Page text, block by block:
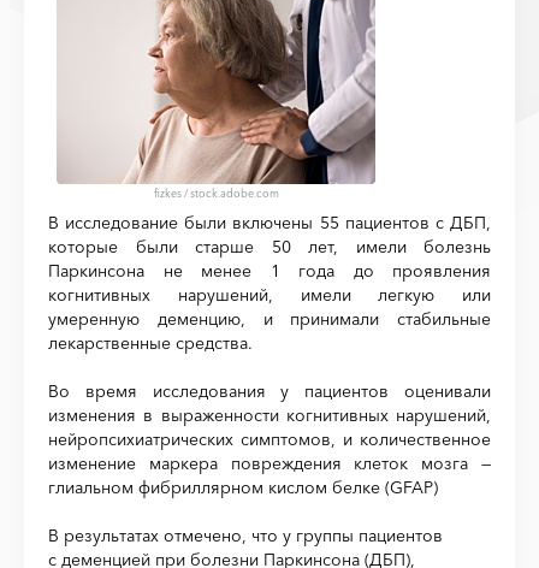
fizkes/stock.adobe.com
В исследование были включены 55 пациентов с ДБП,
которые были старше 50 лет, имели болезнь
Паркинсона не менее 1 года до проявления
когнитивных нарушений, имели легкую или
умеренную деменцию, и принимали стабильные
лекарственные средства.
Во время исследования у пациентов оценивали
изменения в выраженности когнитивных нарушений,
нейропсихиатрических симптомов, и количественное
изменение маркера повреждения клеток мозга —
глиальном фибриллярном кислом белке (GFAP)
В результатах отмечено, что у группы пациентов
с деменцией при болезни Паркинсона (ДБП),